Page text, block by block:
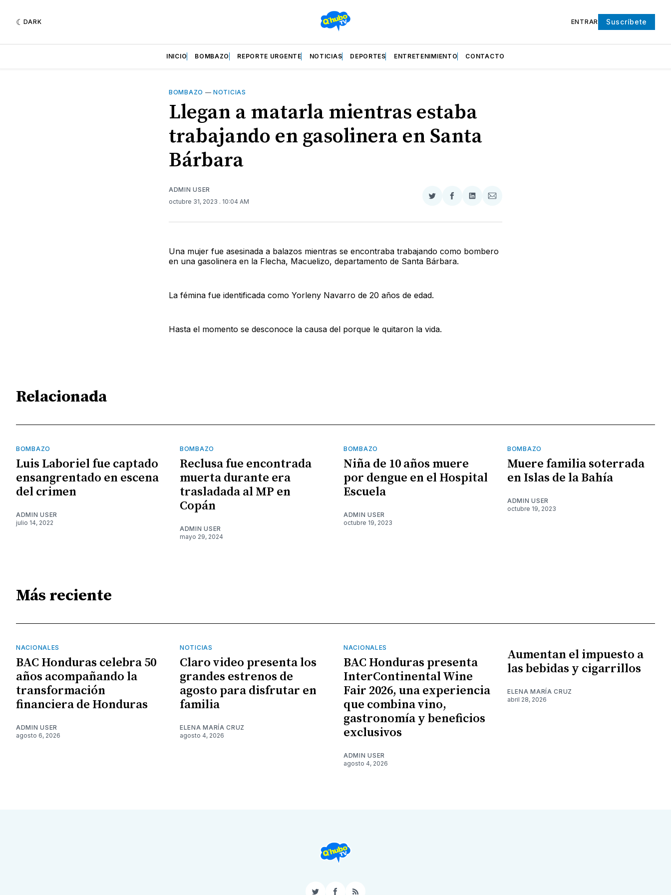
DARK ENTRAR Suscríbete
INICIO BOMBAZO REPORTE URGENTE NOTICIAS DEPORTES ENTRETENIMIENTO CONTACTO
BOMBAZO —NOTICIAS
Llegan a matarla mientras estaba
trabajando en gasolinera en Santa
Bárbara
ADMIN USER
octubre 31, 2023 . 10:04 AM
Compartir
Twitter
Compartir
Facebook
Compartir
LinkedIn
Compartir
Email
Una mujer fue asesinada a balazos mientras se encontraba trabajando como bombero
en una gasolinera en la Flecha, Macuelizo, departamento de Santa Bárbara.
La fémina fue identificada como Yorleny Navarro de 20 años de edad.
Hasta el momento se desconoce la causa del porque le quitaron la vida.
Relacionada
BOMBAZO
Luis Laboriel fue captado
ensangrentado en escena
del crimen
ADMIN USER
julio 14, 2022
BOMBAZO
Reclusa fue encontrada
muerta durante era
trasladada al MP en
Copán
ADMIN USER
mayo 29, 2024
BOMBAZO
Niña de 10 años muere
por dengue en el Hospital
Escuela
ADMIN USER
octubre 19, 2023
BOMBAZO
Muere familia soterrada
en Islas de la Bahía
ADMIN USER
octubre 19, 2023
Más reciente
NACIONALES
BAC Honduras celebra 50
años acompañando la
transformación
financiera de Honduras
ADMIN USER
agosto 6, 2026
NOTICIAS
Claro video presenta los
grandes estrenos de
agosto para disfrutar en
familia
ELENA MARÍA CRUZ
agosto 4, 2026
NACIONALES
BAC Honduras presenta
InterContinental Wine
Fair 2026, una experiencia
que combina vino,
gastronomía y beneficios
exclusivos
ADMIN USER
agosto 4, 2026
Aumentan el impuesto a
las bebidas y cigarrillos
ELENA MARÍA CRUZ
abril 28, 2026